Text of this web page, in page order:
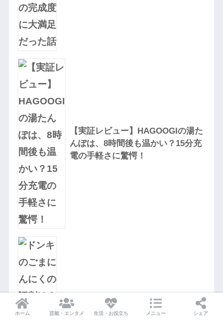
【実証レビュー】HAGOOGIの湯た
んぽは、8時間後も温かい？15分充
電の手軽さに驚愕！
ドンキのごまにんにくの評判は？実際
に買って食べてみた正直評価
ホーム 芸能・エンタメ 生活・お役立ち メニュー シェア